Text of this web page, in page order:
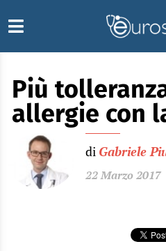
Più
allergie con
di Gabriele
22 Marzo 2017